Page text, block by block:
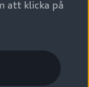
bil av detta?
att klicka på